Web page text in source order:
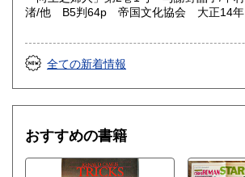
渚/他 B5判64p 帝国文化協会 大正14年
全ての新着情報
おすすめの書籍